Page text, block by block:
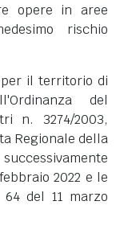
opere in aree
rischio
per il territorio di
del
n. 3274/2003,
Regionale della
2022 e le
del 11 marzo